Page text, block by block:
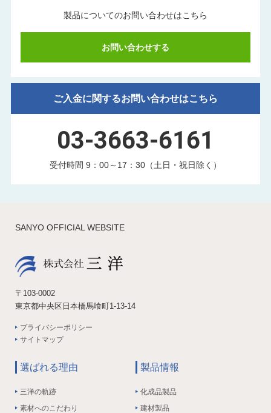
製品についてのお問い合わせはこちら
お問い合わせする
ご入金に関するお問い合わせはこちら
03-3663-6161
受付時間 9：00～17：30（土日・祝日除く）
SANYO OFFICIAL WEBSITE
〒103-0002
東京都中央区日本橋馬喰町1-13-14
プライバシーポリシー
サイトマップ
選ばれる理由
三洋の軌跡
素材へのこだわり
製品情報
化成品製品
建材製品